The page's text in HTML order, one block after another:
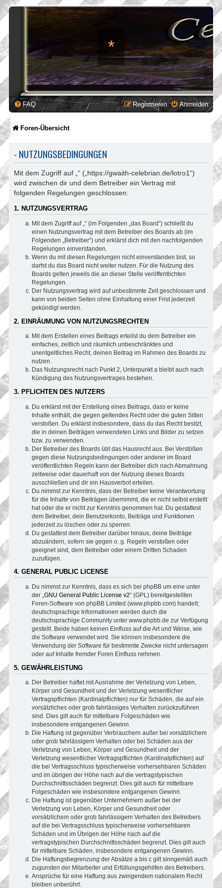
*
FAQ Anmelden
Registrieren
Foren-Übersicht
- NUTZUNGSBEDINGUNGEN
Mit dem Zugriff auf „“ („https://gwaith-celebrian.de/lotro1“)
wird zwischen dir und dem Betreiber ein Vertrag mit
folgenden Regelungen geschlossen:
1. NUTZUNGSVERTRAG
Mit dem Zugriff auf „“ (im Folgenden „das Board“) schließt du
einen Nutzungsvertrag mit dem Betreiber des Boards ab (im
Folgenden „Betreiber“) und erklärst dich mit den nachfolgenden
Regelungen einverstanden.
Wenn du mit diesen Regelungen nicht einverstanden bist, so
darfst du das Board nicht weiter nutzen. Für die Nutzung des
Boards gelten jeweils die an dieser Stelle veröffentlichten
Regelungen.
Der Nutzungsvertrag wird auf unbestimmte Zeit geschlossen und
kann von beiden Seiten ohne Einhaltung einer Frist jederzeit
gekündigt werden.
2. EINRÄUMUNG VON NUTZUNGSRECHTEN
Mit dem Erstellen eines Beitrags erteilst du dem Betreiber ein
einfaches, zeitlich und räumlich unbeschränktes und
unentgeltliches Recht, deinen Beitrag im Rahmen des Boards zu
nutzen.
Das Nutzungsrecht nach Punkt 2, Unterpunkt a bleibt auch nach
Kündigung des Nutzungsvertrages bestehen.
3. PFLICHTEN DES NUTZERS
Du erklärst mit der Erstellung eines Beitrags, dass er keine
Inhalte enthält, die gegen geltendes Recht oder die guten Sitten
verstoßen. Du erklärst insbesondere, dass du das Recht besitzt,
die in deinen Beiträgen verwendeten Links und Bilder zu setzen
bzw. zu verwenden.
Der Betreiber des Boards übt das Hausrecht aus. Bei Verstößen
gegen diese Nutzungsbedingungen oder anderer im Board
veröffentlichten Regeln kann der Betreiber dich nach Abmahnung
zeitweise oder dauerhaft von der Nutzung dieses Boards
ausschließen und dir ein Hausverbot erteilen.
Du nimmst zur Kenntnis, dass der Betreiber keine Verantwortung
für die Inhalte von Beiträgen übernimmt, die er nicht selbst erstellt
hat oder die er nicht zur Kenntnis genommen hat. Du gestattest
dem Betreiber, dein Benutzerkonto, Beiträge und Funktionen
jederzeit zu löschen oder zu sperren.
Du gestattest dem Betreiber darüber hinaus, deine Beiträge
abzuändern, sofern sie gegen o. g. Regeln verstoßen oder
geeignet sind, dem Betreiber oder einem Dritten Schaden
zuzufügen.
4. GENERAL PUBLIC LICENSE
Du nimmst zur Kenntnis, dass es sich bei phpBB um eine unter
der „GNU General Public License v2“ (GPL) bereitgestellten
Foren-Software von phpBB Limited (www.phpbb.com) handelt;
deutschsprachige Informationen werden durch die
deutschsprachige Community unter www.phpbb.de zur Verfügung
gestellt. Beide haben keinen Einfluss auf die Art und Weise, wie
die Software verwendet wird. Sie können insbesondere die
Verwendung der Software für bestimmte Zwecke nicht untersagen
oder auf Inhalte fremder Foren Einfluss nehmen.
5. GEWÄHRLEISTUNG
Der Betreiber haftet mit Ausnahme der Verletzung von Leben,
Körper und Gesundheit und der Verletzung wesentlicher
Vertragspflichten (Kardinalpflichten) nur für Schäden, die auf ein
vorsätzliches oder grob fahrlässiges Verhalten zurückzuführen
sind. Dies gilt auch für mittelbare Folgeschäden wie
insbesondere entgangenen Gewinn.
Die Haftung ist gegenüber Verbrauchern außer bei vorsätzlichem
oder grob fahrlässigem Verhalten oder bei Schäden aus der
Verletzung von Leben, Körper und Gesundheit und der
Verletzung wesentlicher Vertragspflichten (Kardinalpflichten) auf
die bei Vertragsschluss typischerweise vorhersehbaren Schäden
und im übrigen der Höhe nach auf die vertragstypischen
Durchschnittsschäden begrenzt. Dies gilt auch für mittelbare
Folgeschäden wie insbesondere entgangenen Gewinn.
Die Haftung ist gegenüber Unternehmern außer bei der
Verletzung von Leben, Körper und Gesundheit oder
vorsätzlichem oder grob fahrlässigem Verhalten des Betreibers
auf die bei Vertragsschluss typischerweise vorhersehbaren
Schäden und im Übrigen der Höhe nach auf die
vertragstypischen Durchschnittsschäden begrenzt. Dies gilt auch
für mittelbare Schäden, insbesondere entgangenen Gewinn.
Die Haftungsbegrenzung der Absätze a bis c gilt sinngemäß auch
zugunsten der Mitarbeiter und Erfüllungsgehilfen des Betreibers.
Ansprüche für eine Haftung aus zwingendem nationalem Recht
bleiben unberührt.